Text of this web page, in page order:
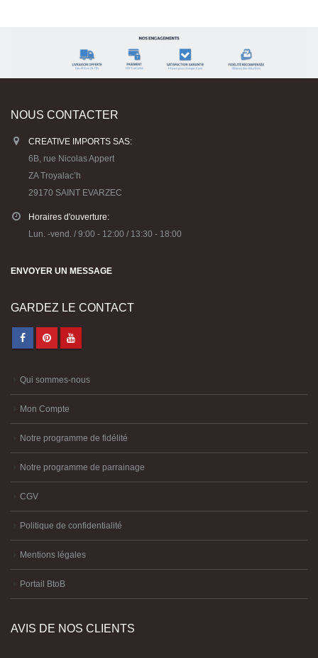
carnets en bois durable et papier recyclé
Une nouvelle gamme inédite, à l’écoute des enjeux de la
NOUS CONTACTER
6B, rue Nicolas Appert
29170 SAINT EVARZEC
Horaires d'ouverture:
Lun. -vend. / 9:00 - 12:00 / 13:30 - 18:00
ENVOYER UN MESSAGE
GARDEZ LE CONTACT
Qui sommes-nous
Mon Compte
Notre programme de fidélité
Notre programme de parrainage